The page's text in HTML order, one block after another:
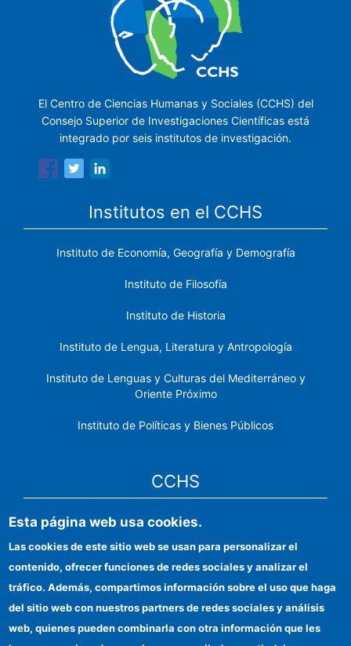
El Centro de Ciencias Humanas y Sociales (CCHS) del
Consejo Superior de Investigaciones Científicas está
integrado por seis institutos de investigación.
Institutos en el CCHS
Instituto de Economía, Geografía y Demografía
Instituto de Filosofía
Instituto de Historia
Instituto de Lengua, Literatura y Antropología
Instituto de Lenguas y Culturas del Mediterráneo y
Oriente Próximo
Instituto de Políticas y Bienes Públicos
CCHS
Sede electrónica CSIC
Identidad institucional
Información para proveedores
Ayudas FEDER
Esta página web usa cookies.
Las cookies de este sitio web se usan para personalizar el
contenido, ofrecer funciones de redes sociales y analizar el
tráfico. Además, compartimos información sobre el uso que haga
del sitio web con nuestros partners de redes sociales y análisis
web, quienes pueden combinarla con otra información que les